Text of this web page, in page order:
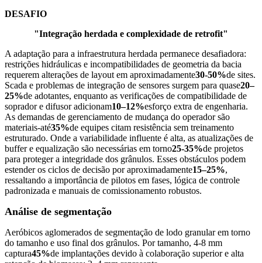
DESAFIO
"Integração herdada e complexidade de retrofit"
A adaptação para a infraestrutura herdada permanece desafiadora:
restrições hidráulicas e incompatibilidades de geometria da bacia
requerem alterações de layout em aproximadamente30-50%de sites.
Scada e problemas de integração de sensores surgem para quase20–
25%de adotantes, enquanto as verificações de compatibilidade de
soprador e difusor adicionam10–12%esforço extra de engenharia.
As demandas de gerenciamento de mudança do operador são
materiais-até35%de equipes citam resistência sem treinamento
estruturado. Onde a variabilidade influente é alta, as atualizações de
buffer e equalização são necessárias em torno25-35%de projetos
para proteger a integridade dos grânulos. Esses obstáculos podem
estender os ciclos de decisão por aproximadamente15–25%,
ressaltando a importância de pilotos em fases, lógica de controle
padronizada e manuais de comissionamento robustos.
Análise de segmentação
Aeróbicos aglomerados de segmentação de lodo granular em torno
do tamanho e uso final dos grânulos. Por tamanho, 4-8 mm
captura45%de implantações devido à colaboração superior e alta